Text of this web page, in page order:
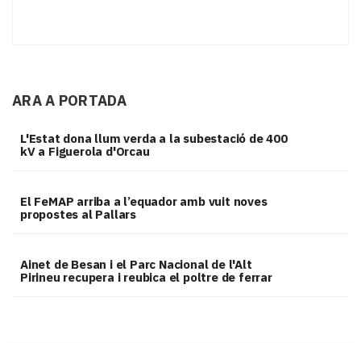
ARA A PORTADA
L'Estat dona llum verda a la subestació de 400
kV a Figuerola d'Orcau
El FeMAP arriba a l’equador amb vuit noves
propostes al Pallars
Ainet de Besan i el Parc Nacional de l'Alt
Pirineu recupera i reubica el poltre de ferrar